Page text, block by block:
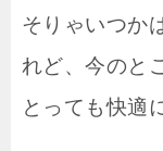
そりゃいつか
れど、今のと
とっても快適